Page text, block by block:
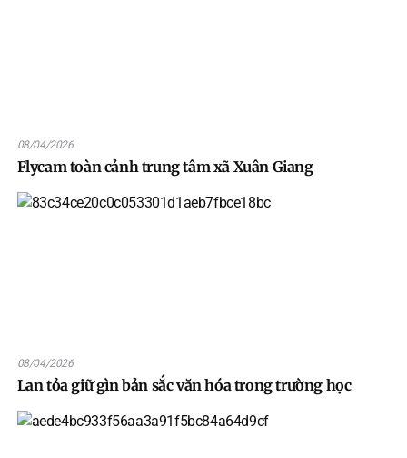
08/04/2026
Flycam toàn cảnh trung tâm xã Xuân Giang
08/04/2026
Lan tỏa giữ gìn bản sắc văn hóa trong trường học